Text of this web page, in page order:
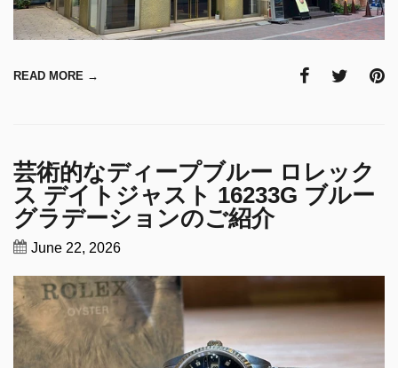
READ MORE →
芸術的なディープブルー ロレック
ス デイトジャスト 16233G ブルー
グラデーションのご紹介
June 22, 2026